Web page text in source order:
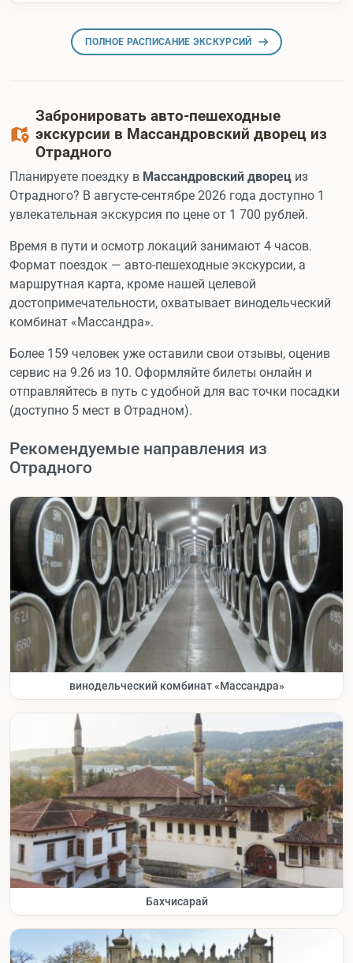
ПОЛНОЕ РАСПИСАНИЕ ЭКСКУРСИЙ
Забронировать авто-пешеходные
экскурсии в Массандровский дворец из
Отрадного
Планируете поездку в Массандровский дворец из
Отрадного? В августе-сентябре 2026 года доступно 1
увлекательная экскурсия по цене от 1 700 рублей.
Время в пути и осмотр локаций занимают 4 часов.
Формат поездок — авто-пешеходные экскурсии, а
маршрутная карта, кроме нашей целевой
достопримечательности, охватывает винодельческий
комбинат «Массандра».
Более 159 человек уже оставили свои отзывы, оценив
сервис на 9.26 из 10. Оформляйте билеты онлайн и
отправляйтесь в путь с удобной для вас точки посадки
(доступно 5 мест в Отрадном).
Рекомендуемые направления из
Отрадного
винодельческий комбинат «Массандра»
Бахчисарай